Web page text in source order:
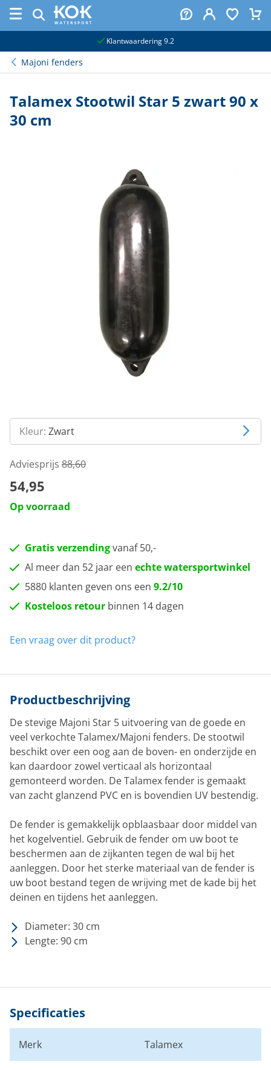
Klantwaardering 9.2
Majoni fenders
Talamex Stootwil Star 5 zwart 90 x
30 cm
Kleur: Zwart
Adviesprijs 88,60
54,95
Op voorraad
Gratis verzendingvanaf 50,-
Al meer dan 52 jaar een echte watersportwinkel
5880 klanten geven ons een 9.2/10
Kosteloos retour binnen 14 dagen
Een vraag over dit product?
Productbeschrijving
De stevige Majoni Star 5 uitvoering van de goede en
veel verkochte Talamex/Majoni fenders. De stootwil
beschikt over een oog aan de boven- en onderzijde en
kan daardoor zowel verticaal als horizontaal
gemonteerd worden. De Talamex fender is gemaakt
van zacht glanzend PVC en is bovendien UV bestendig.
De fender is gemakkelijk opblaasbaar door middel van
het kogelventiel. Gebruik de fender om uw boot te
beschermen aan de zijkanten tegen de wal bij het
aanleggen. Door het sterke materiaal van de fender is
uw boot bestand tegen de wrijving met de kade bij het
deinen en tijdens het aanleggen.
Diameter: 30 cm
Lengte: 90 cm
Specificaties
Merk Talamex